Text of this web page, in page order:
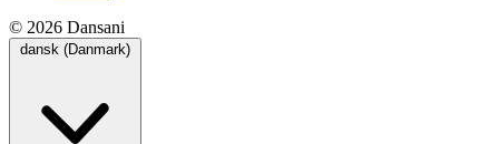
© 2026 Dansani
dansk (Danmark)